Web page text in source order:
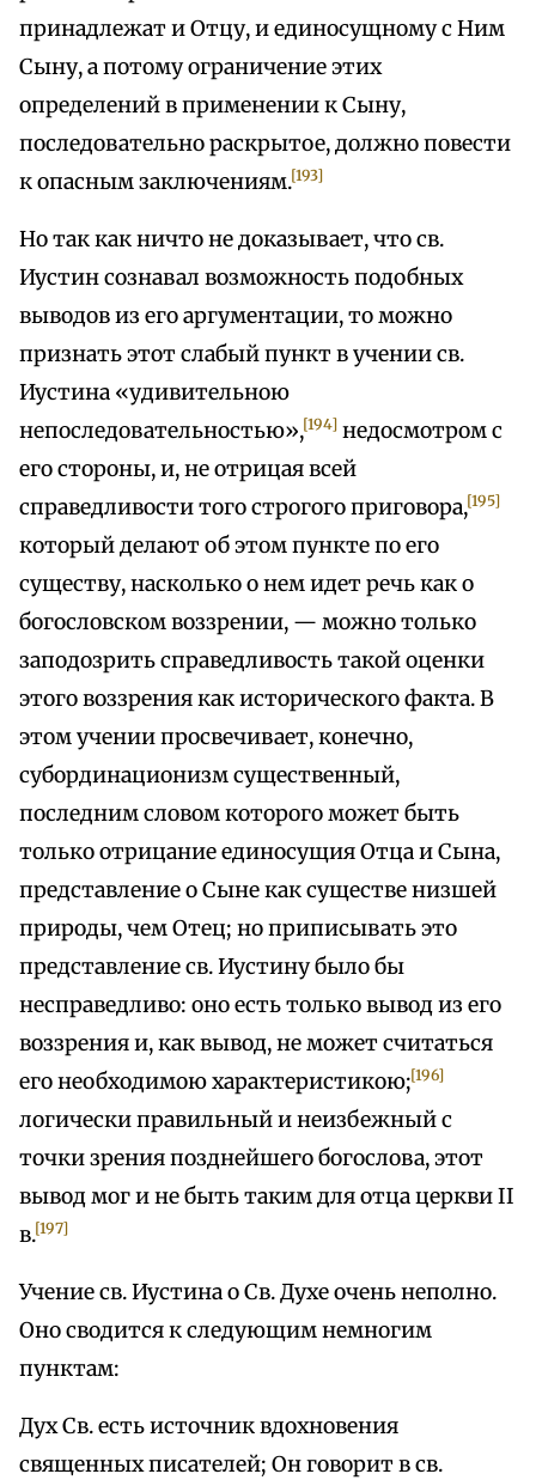
принадлежат и Отцу, и единосущному с Ним
Сыну, а потому ограничение этих
определений в применении к Сыну,
последовательно раскрытое, должно повести
к опасным заключениям.[193]
Но так как ничто не доказывает, что св.
Иустин сознавал возможность подобных
выводов из его аргументации, то можно
признать этот слабый пункт в учении св.
Иустина «удивительною
непоследовательностью»,[194] недосмотром с
его стороны, и, не отрицая всей
справедливости того строгого приговора,[195]
который делают об этом пункте по его
существу, насколько о нем идет речь как о
богословском воззрении, — можно только
заподозрить справедливость такой оценки
этого воззрения как исторического факта. В
этом учении просвечивает, конечно,
субординационизм существенный,
последним словом которого может быть
только отрицание единосущия Отца и Сына,
представление о Сыне как существе низшей
природы, чем Отец; но приписывать это
представление св. Иустину было бы
несправедливо: оно есть только вывод из его
воззрения и, как вывод, не может считаться
его необходимою характеристикою;[196]
логически правильный и неизбежный с
точки зрения позднейшего богослова, этот
вывод мог и не быть таким для отца церкви II
в.[197]
Учение св. Иустина о Св. Духе очень неполно.
Оно сводится к следующим немногим
пунктам:
Дух Св. есть источник вдохновения
священных писателей; Он говорит в св.